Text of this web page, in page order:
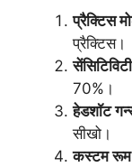
प्रैक्टिस
प्रैक्टिस।
70%।
हेडशॉट
सीखो।
कस्टम रूम